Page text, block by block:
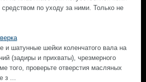
по уходу за ними. Только не
и шатунные шейки коленчатого вала на
(задиры и прихваты), чрезмерного
того, проверьте отверстия масляных
з ...